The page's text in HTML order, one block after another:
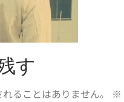
す
ることはありません。 ※